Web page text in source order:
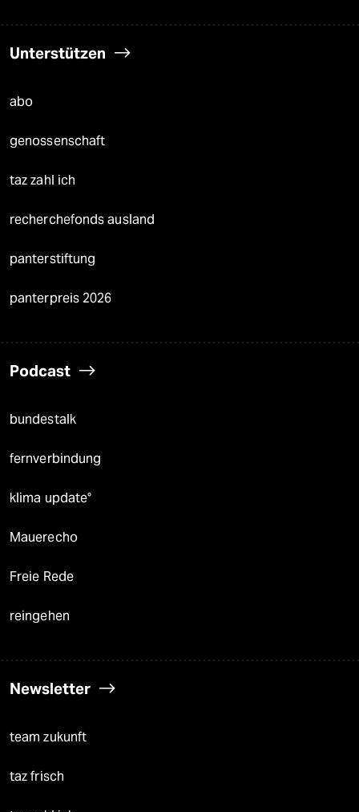
Unterstützen
abo
genossenschaft
taz zahl ich
recherchefonds ausland
panterstiftung
panterpreis 2026
Podcast
bundestalk
fernverbindung
klima update°
Mauerecho
Freie Rede
reingehen
Newsletter
team zukunft
taz frisch